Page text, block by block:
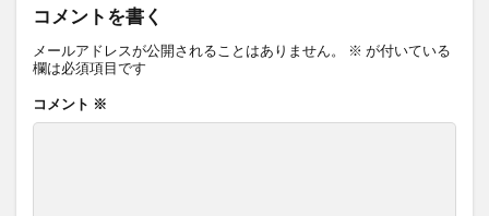
コメントを書く
メールアドレスが公開されることはありません。 ※ が付いている
欄は必須項目です
コメント ※